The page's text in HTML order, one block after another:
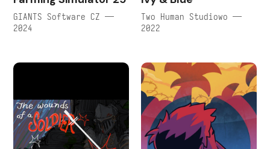
GIANTS Software CZ —
2024
Two Human Studiowo —
2022